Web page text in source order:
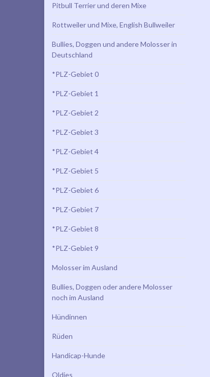
Pitbull Terrier und deren Mixe
Rottweiler und Mixe, English Bullweiler
Bullies, Doggen und andere Molosser in
Deutschland
*PLZ-Gebiet 0
*PLZ-Gebiet 1
*PLZ-Gebiet 2
*PLZ-Gebiet 3
*PLZ-Gebiet 4
*PLZ-Gebiet 5
*PLZ-Gebiet 6
*PLZ-Gebiet 7
*PLZ-Gebiet 8
*PLZ-Gebiet 9
Molosser im Ausland
Bullies, Doggen oder andere Molosser
noch im Ausland
Hündinnen
Rüden
Handicap-Hunde
Oldies